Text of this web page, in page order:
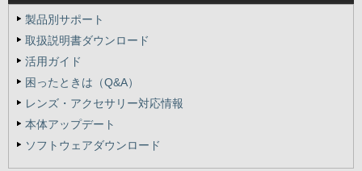
製品別サポート
取扱説明書ダウンロード
活用ガイド
困ったときは（Q&A）
レンズ・アクセサリー対応情報
本体アップデート
ソフトウェアダウンロード